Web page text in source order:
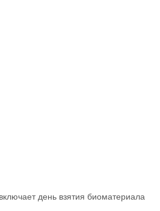
день взятия биоматериала